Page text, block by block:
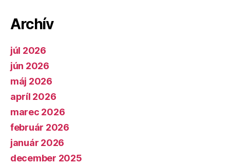
Archív
júl 2026
jún 2026
máj 2026
apríl 2026
marec 2026
február 2026
január 2026
december 2025